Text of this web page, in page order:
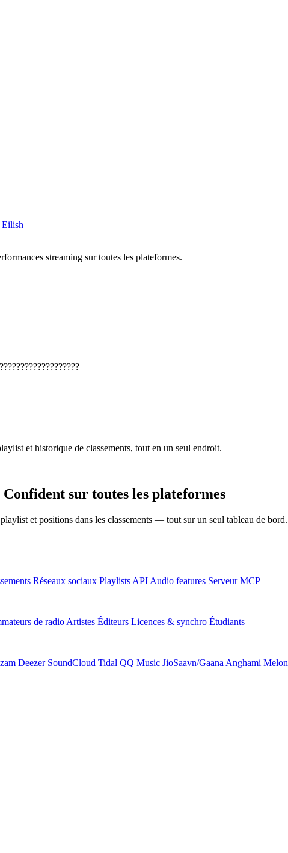
streaming sur toutes les plateformes.
et historique de classements, tout en un seul endroit.
sur toutes les plateformes
et positions dans les classements — tout sur un seul tableau de bord.
Réseaux sociaux Playlists API Audio features Serveur MCP
de radio Artistes Éditeurs Licences & synchro Étudiants
Deezer SoundCloud Tidal QQ Music JioSaavn/Gaana Anghami Melon